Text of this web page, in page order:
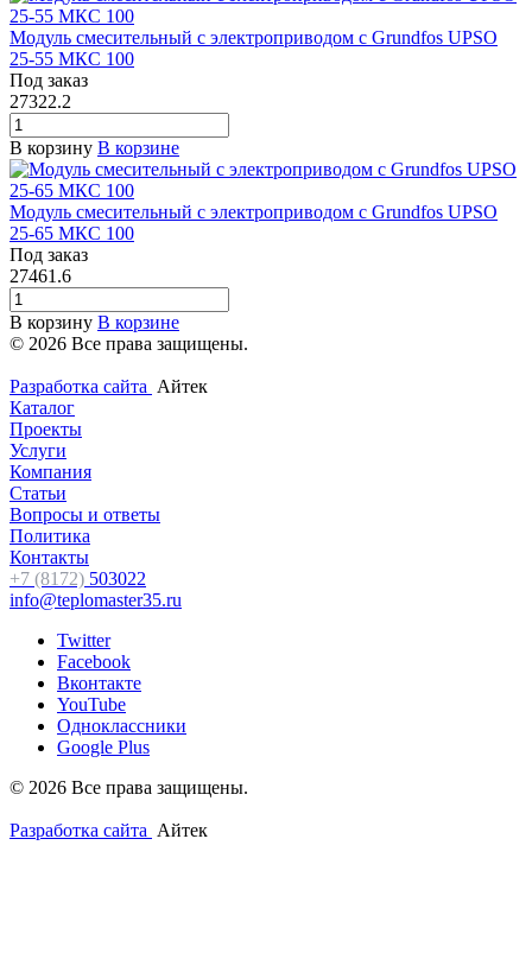
Модуль смесительный с электроприводом с Grundfos UPSO
25-55 МКС 100
Под заказ
27322.2
В корзину В корзине
Модуль смесительный с электроприводом с Grundfos UPSO
25-65 МКС 100
Под заказ
27461.6
В корзину В корзине
© 2026 Все права защищены.
Разработка сайта Айтек
Каталог
Проекты
Услуги
Компания
Статьи
Вопросы и ответы
Политика
Контакты
+7 (8172) 503022
info@teplomaster35.ru
Twitter
Facebook
Вконтакте
YouTube
Одноклассники
Google Plus
© 2026 Все права защищены.
Разработка сайта Айтек